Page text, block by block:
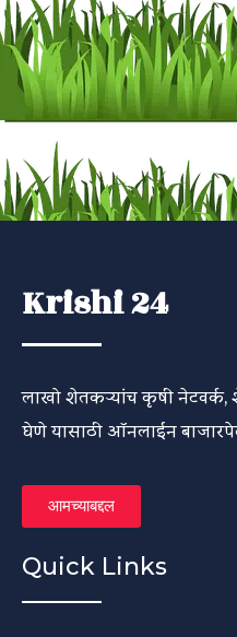
Krishi 24
लाखो शेतकऱ्यांच कृषी नेटवर्क,
घेणे यासाठी ऑनलाईन
आमच्याबद्दल
Quick Links